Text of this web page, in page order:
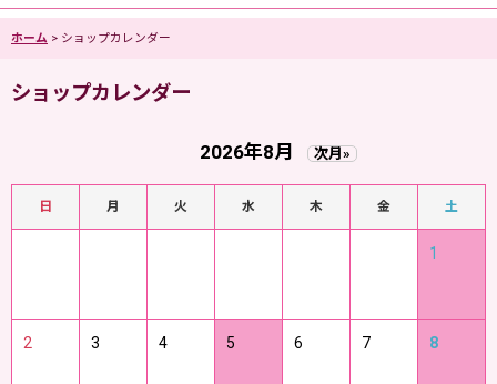
ホーム > ショップカレンダー
ショップカレンダー
2026年8月 次月»
日 月 火 水 木 金 土
1
2 3 4 5 6 7 8